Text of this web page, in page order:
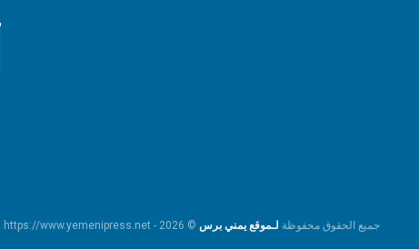
جميع الحقوق محفوظة لـموقع يمني برس © https://www.yemenipress.net - 2026